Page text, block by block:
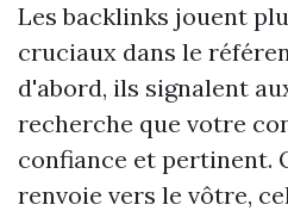
Les backlinks jouent
cruciaux dans le
d'abord, ils signalent
recherche que votre
confiance et pertinent.
renvoie vers le vôtre,